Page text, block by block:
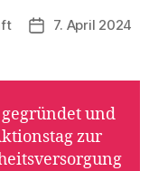
7. April 2024
und
zur